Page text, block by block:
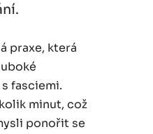
praxe, která
fasciemi.
minut, což
ponořit se